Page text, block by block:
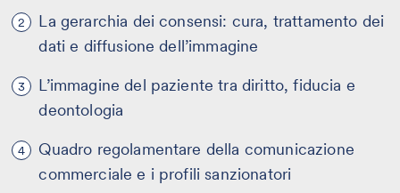
2
La gerarchia dei consensi: cura, trattamento dei
dati e diffusione dell’immagine
3
L’immagine del paziente tra diritto, fiducia e
deontologia
4
Quadro regolamentare della comunicazione
commerciale e i profili sanzionatori